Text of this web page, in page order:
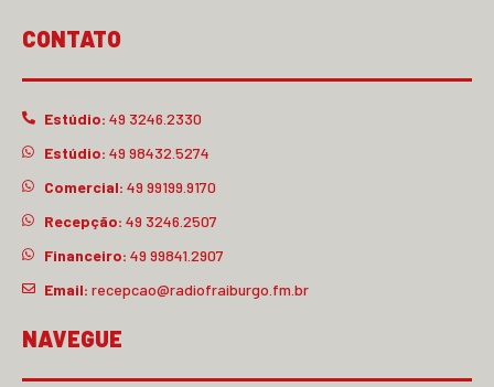
CONTATO
Estúdio: 49 3246.2330
Estúdio: 49 98432.5274
Comercial: 49 99199.9170
Recepção: 49 3246.2507
Financeiro: 49 99841.2907
Email: recepcao@radiofraiburgo.fm.br
NAVEGUE